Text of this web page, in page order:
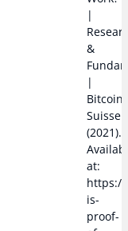
|
&
|
Bitcoin
Suisse
(2021).
at:
https://
is-
proof-